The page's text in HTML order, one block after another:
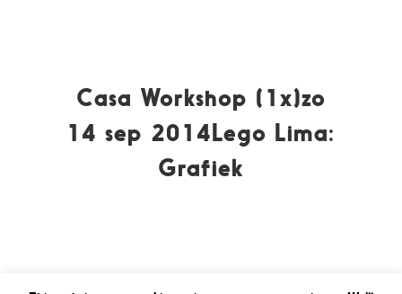
Casa Workshop (1x)zo
14 sep 2014Lego Lima:
Grafiek